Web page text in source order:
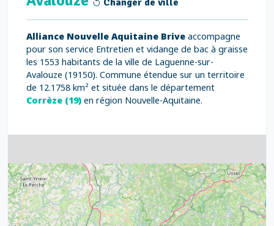
Changer de ville
Alliance Nouvelle Aquitaine Brive accompagne
pour son service Entretien et vidange de bac à graisse
les 1553 habitants de la ville de Laguenne-sur-
Avalouze (19150). Commune étendue sur un territoire
de 12.1758 km² et située dans le département
Corrèze (19) en région Nouvelle-Aquitaine.
4